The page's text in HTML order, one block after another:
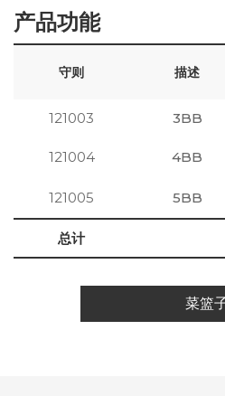
产品功能
守则 描述
121003 3BB
121004 4BB
121005 5BB
总计
菜篮